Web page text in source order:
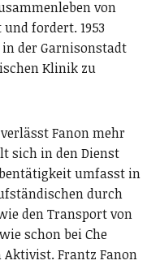
von
fordert. 1953
der Garnisonstadt
Klinik zu
Fanon mehr
sich in den Dienst
umfasst in
durch
den Transport von
schon bei Che
Frantz Fanon